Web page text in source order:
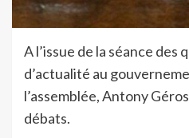
A l’issue de la séance des
d’actualité au
l’assemblée, Antony
débats.